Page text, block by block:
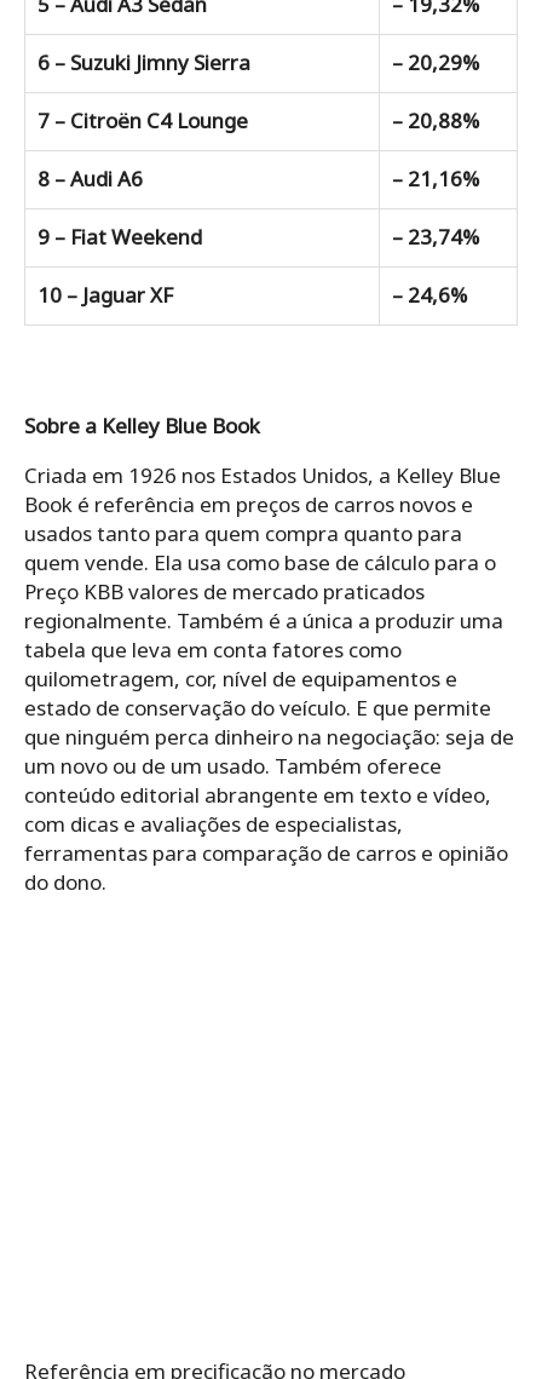
6 – Suzuki Jimny Sierra – 20,29%
7 – Citroën C4 Lounge – 20,88%
8 – Audi A6 – 21,16%
9 – Fiat Weekend – 23,74%
10 – Jaguar XF – 24,6%
Sobre a Kelley Blue Book
Criada em 1926 nos Estados Unidos, a Kelley Blue
Book é referência em preços de carros novos e
usados tanto para quem compra quanto para
quem vende. Ela usa como base de cálculo para o
Preço KBB valores de mercado praticados
regionalmente. Também é a única a produzir uma
tabela que leva em conta fatores como
quilometragem, cor, nível de equipamentos e
estado de conservação do veículo. E que permite
que ninguém perca dinheiro na negociação: seja de
um novo ou de um usado. Também oferece
conteúdo editorial abrangente em texto e vídeo,
com dicas e avaliações de especialistas,
ferramentas para comparação de carros e opinião
do dono.
Referência em precificação no mercado